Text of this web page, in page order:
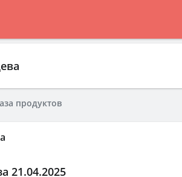
продуктов
21.04.2025